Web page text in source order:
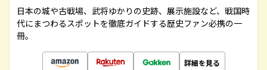
日本の城や古戦場、武将ゆかりの史跡、展示施設など、戦国時
代にまつわるスポットを徹底ガイドする歴史ファン必携の一
冊。
詳細を見る